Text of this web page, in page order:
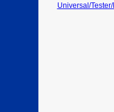
Universal/